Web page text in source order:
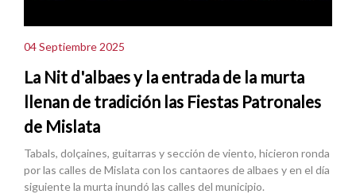
04 Septiembre 2025
La Nit d'albaes y la entrada de la murta
llenan de tradición las Fiestas Patronales
de Mislata
Tabals, dolçaines, guitarras y sección de viento, hicieron ronda
por las calles de Mislata con los cantaores de albaes y en el día
siguiente la murta inundó las calles del municipio.